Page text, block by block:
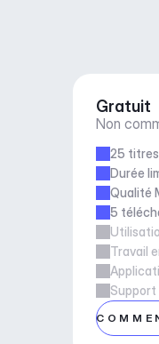
Gratuit
Non
25
Durée
Qualité
5
Travail
Support